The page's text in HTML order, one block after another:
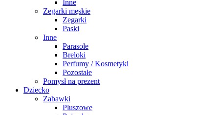
Inne
Zegarki męskie
Zegarki
Paski
Inne
Parasole
Breloki
Perfumy / Kosmetyki
Pozostałe
Pomysł na prezent
Dziecko
Zabawki
Pluszowe